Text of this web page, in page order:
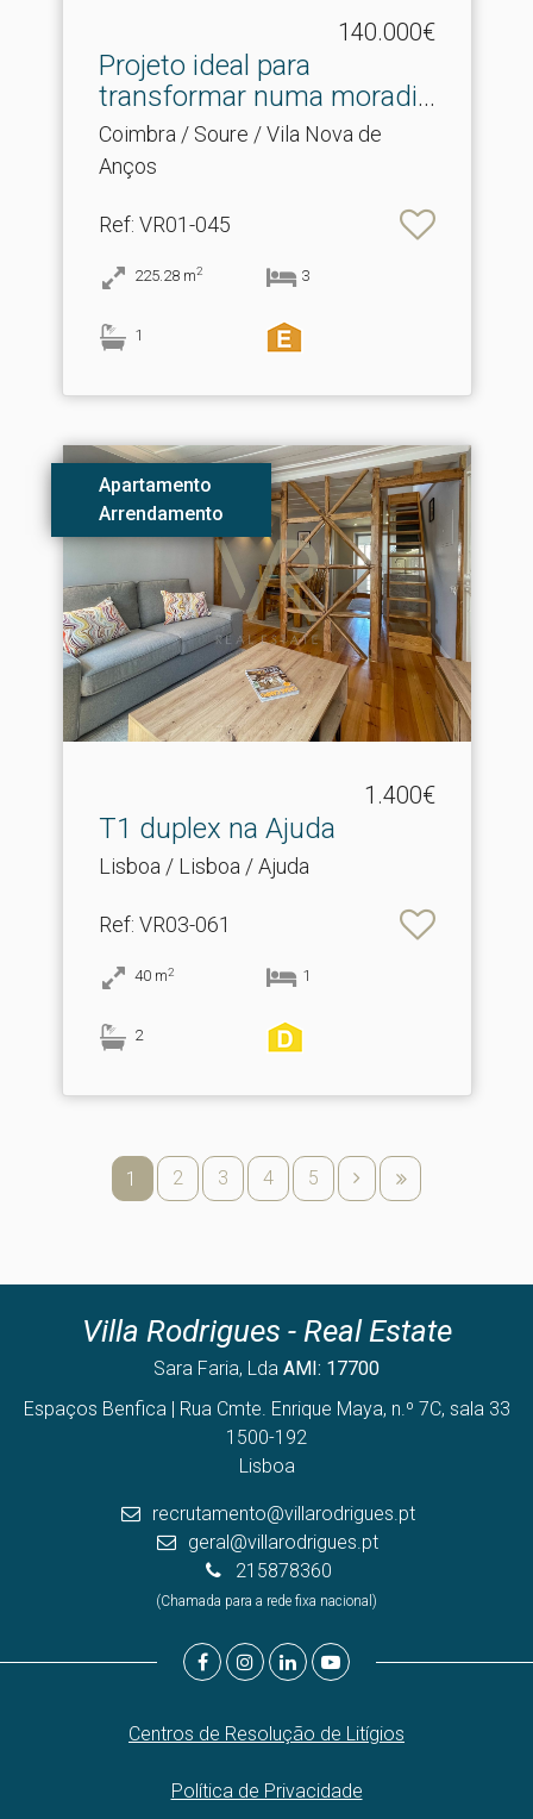
140.000€
Projeto ideal para
transformar numa moradia
d.​..
Coimbra / Soure / Vila Nova de
Anços
Ref: VR01-045
225.28 m2 3
1
Apartamento
Arrendamento
1.400€
T1 duplex na Ajuda
Lisboa / Lisboa / Ajuda
Ref: VR03-061
40 m2 1
2
1 2 3 4 5
Villa Rodrigues - Real Estate
Sara Faria, Lda AMI: 17700
Espaços Benfica | Rua Cmte. Enrique Maya, n.º 7C, sala 33
1500-192
Lisboa
recrutamento@villarodrigues.pt
geral@villarodrigues.pt
215878360
(Chamada para a rede fixa nacional)
Centros de Resolução de Litígios
Política de Privacidade